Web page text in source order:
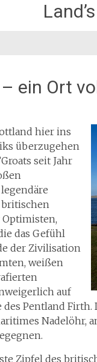
– ein Ort
hier ins
überzugehen
seit Jahr
Optimisten,
das Gefühl
der Zivilisation
weißen
auf
Pentland
Nadelöhr,
Zipfel des